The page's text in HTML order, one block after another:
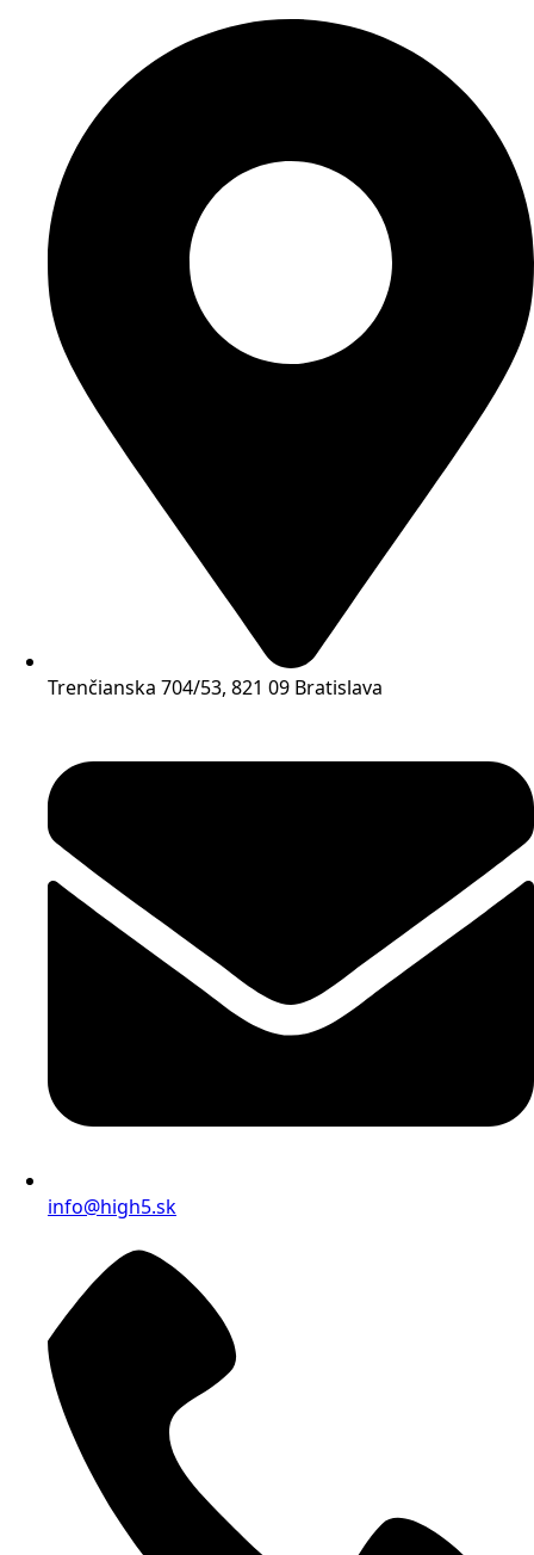
Trenčianska 704/53, 821 09 Bratislava
info@high5.sk